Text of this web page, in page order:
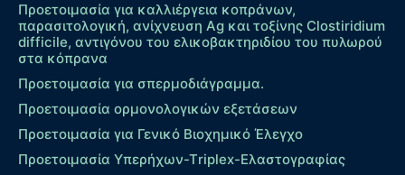
Προετοιμασία για καλλιέργεια κοπράνων,
παρασιτολογική, ανίχνευση Ag και τοξίνης Clostiridium
difficile, αντιγόνου του ελικοβακτηριδίου του πυλωρού
στα κόπρανα
Προετοιμασία για σπερμοδιάγραμμα.
Προετοιμασία ορμονολογικών εξετάσεων
Προετοιμασία για Γενικό Βιοχημικό Έλεγχο
Προετοιμασία Υπερήχων-Τriplex-Ελαστογραφίας